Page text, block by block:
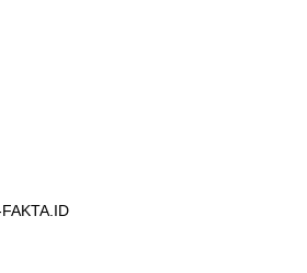
KORAN-FAKTA.ID